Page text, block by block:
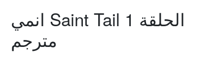
انمي Saint Tail الحلقة 1
مترجم